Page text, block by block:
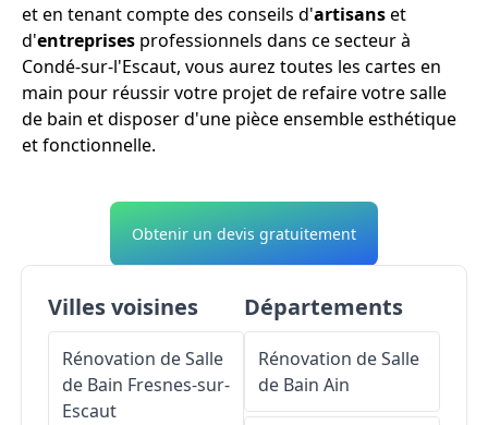
et en tenant compte des conseils d'artisanset
d'entreprises professionnels dans ce secteur à
Condé-sur-l'Escaut, vous aurez toutes les cartes en
main pour réussir votre projet de refaire votre salle
de bain et disposer d'une pièce ensemble esthétique
et fonctionnelle.
Obtenir un devis gratuitement
Villes voisines
Rénovation de Salle
de Bain Fresnes-sur-
Escaut
Départements
Rénovation de Salle
de Bain Ain